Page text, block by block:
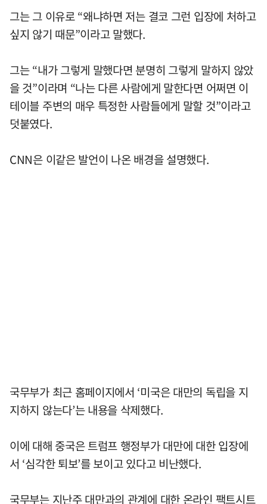
그는 그 이유로 “왜냐하면 저는 결코 그런 입장에 처하고
싶지 않기 때문”이라고 말했다.
그는 “내가 그렇게 말했다면 분명히 그렇게 말하지 않았
을 것”이라며 “나는 다른 사람에게 말한다면 어쩌면 이
테이블 주변의 매우 특정한 사람들에게 말할 것”이라고
덧붙였다.
CNN은 이같은 발언이 나온 배경을 설명했다.
국무부가 최근 홈페이지에서 ‘미국은 대만의 독립을 지
지하지 않는다’는 내용을 삭제했다.
이에 대해 중국은 트럼프 행정부가 대만에 대한 입장에
서 ‘심각한 퇴보’를 보이고 있다고 비난했다.
국무부는 지난주 대만과의 관계에 대한 온라인 팩트시트